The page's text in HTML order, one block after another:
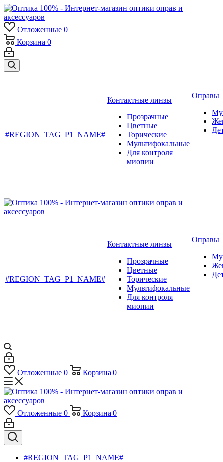
Отложенные 0
Корзина 0
#REGION_TAG_P1_NAME#
Контактные линзы
Прозрачные
Цветные
Торические
Мультифокальные
Для контроля
миопии
Оправы
#REGION_TAG_P1_NAME#
Контактные линзы
Прозрачные
Цветные
Торические
Мультифокальные
Для контроля
миопии
Оправы
Отложенные 0 Корзина 0
Отложенные 0 Корзина 0
#REGION_TAG_P1_NAME#